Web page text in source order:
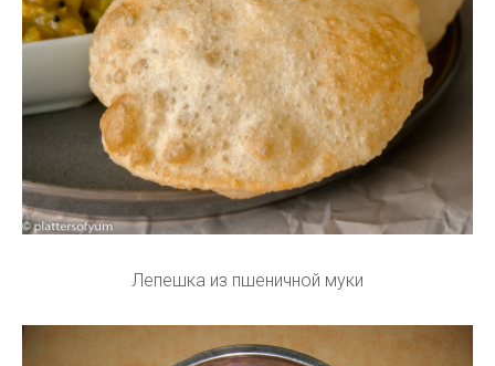
Лепешка из пшеничной муки